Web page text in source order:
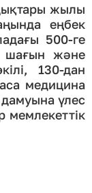
жылы
еңбек
500-ге
және
130-дан
медицина
үлес
мемлекеттік